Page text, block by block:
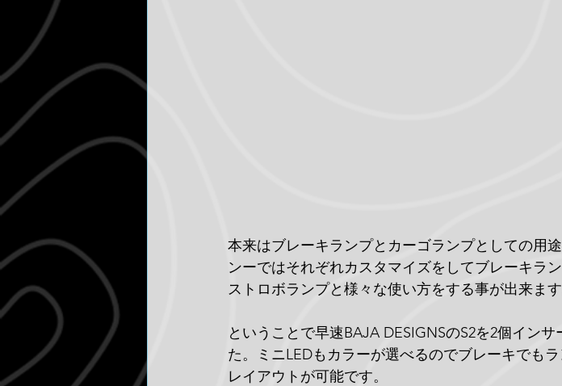
本来はブレーキランプとカーゴランプとしての用
ンーではそれぞれカスタマイズをしてブレーキラ
ストロボランプと様々な使い方をする事が出来ます
ということで早速BAJA DESIGNSのS2を2個イン
た。ミニLEDもカラーが選べるのでブレーキでも
レイアウトが可能です。